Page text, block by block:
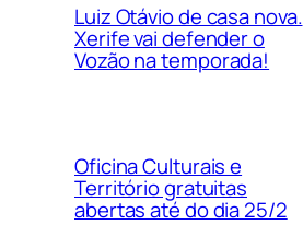
Luiz Otávio de casa nova.
Xerife vai defender o
Vozão na temporada!
Oficina Culturais e
Território gratuitas
abertas até do dia 25/2